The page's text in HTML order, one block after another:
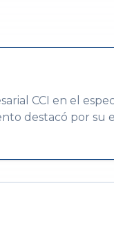
CCI en el
destacó por